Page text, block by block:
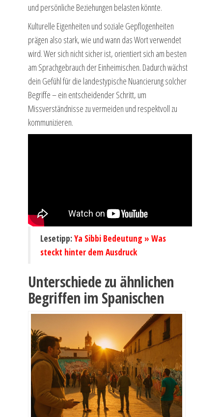
und persönliche Beziehungen belasten könnte.
Kulturelle Eigenheiten und soziale Gepflogenheiten
prägen also stark, wie und wann das Wort verwendet
wird. Wer sich nicht sicher ist, orientiert sich am besten
am Sprachgebrauch der Einheimischen. Dadurch wächst
dein Gefühl für die landestypische Nuancierung solcher
Begriffe – ein entscheidender Schritt, um
Missverständnisse zu vermeiden und respektvoll zu
kommunizieren.
Lesetipp:Ya Sibbi Bedeutung » Was
steckt hinter dem Ausdruck
Unterschiede zu ähnlichen
Begriffen im Spanischen